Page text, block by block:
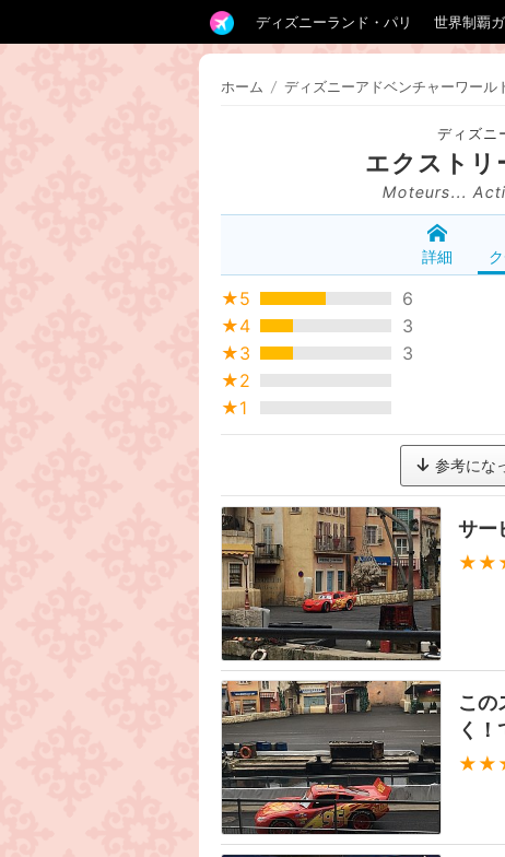
ディズニーランド・パリ 世界制覇
ホーム / ディズニーアドベンチャーワール
ディズニ
エクストリ
Moteurs...
詳細
★5
6
★4
3
★3
3
★2
★1
参考にな
サー
この
く！